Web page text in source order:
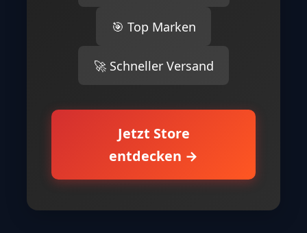
🎯 Top Marken
🚀 Schneller Versand
Jetzt Store
entdecken →